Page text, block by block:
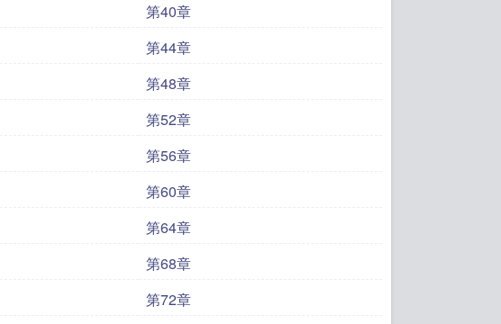
第40章
第44章
第48章
第52章
第56章
第60章
第64章
第68章
第72章